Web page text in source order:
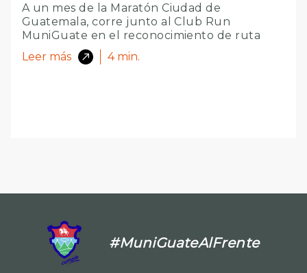
A un mes de la Maratón Ciudad de
Guatemala, corre junto al Club Run
MuniGuate en el reconocimiento de ruta
Leer más
4 min.
#MuniGuateAlFrente